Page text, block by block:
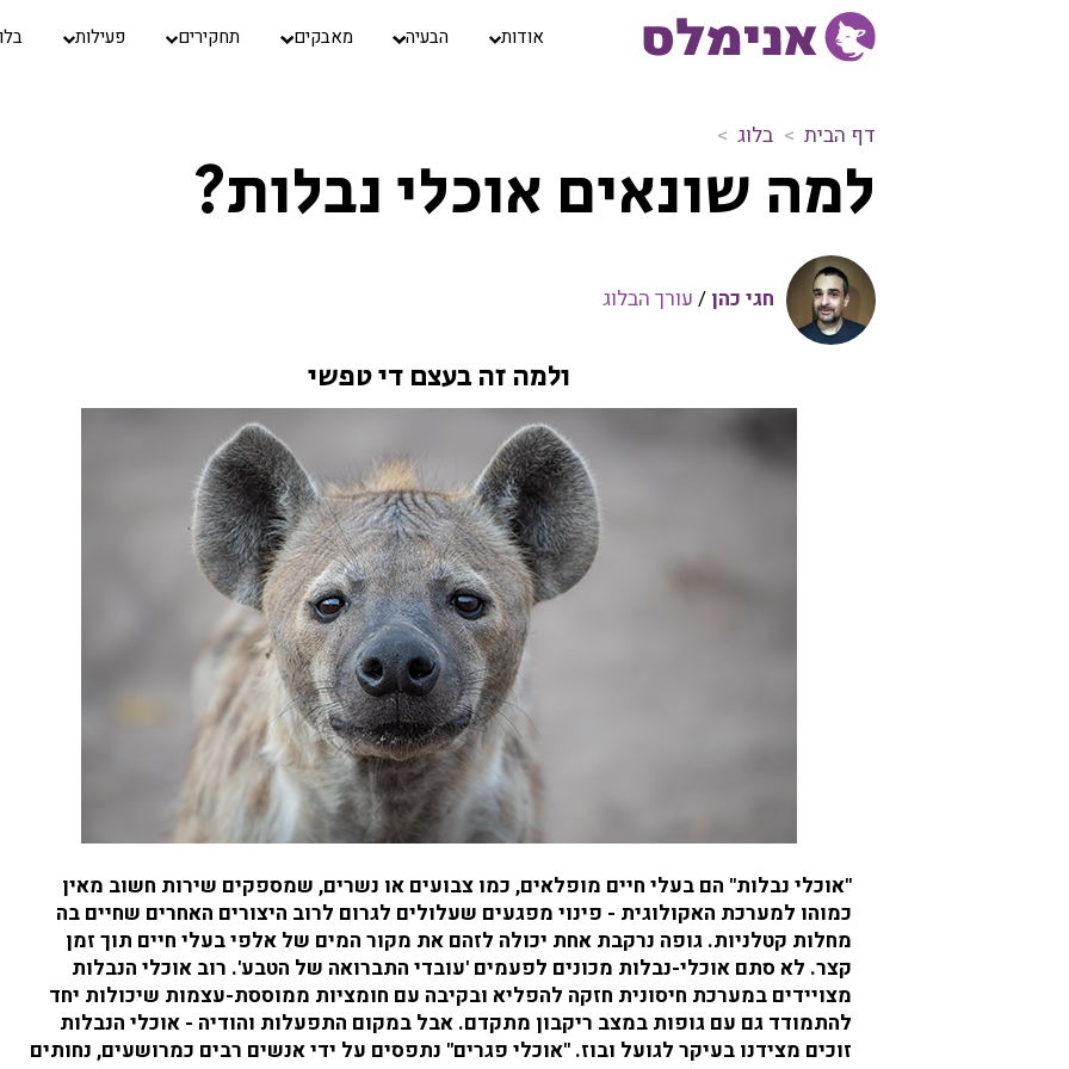
אודות הבעיה מאבקים תחקירים פעילות
דף הבית בלוג
מ
ה
נ
א
ב
למה שונאים אוכלי נבלות?
חגי כהן / עורך הבלוג
ולמה זה בעצם די טפשי
"אוכלי נבלות" הם בעלי חיים מופלאים, כמו צבועים או נשרים, שמספקים שירות חשוב מאין
כמוהו למערכת האקולוגית - פינוי מפגעים שעלולים לגרום לרוב היצורים האחרים שחיים בה
מחלות קטלניות. גופה נרקבת אחת יכולה לזהם את מקור המים של אלפי בעלי חיים תוך זמן
קצר. לא סתם אוכלי-נבלות מכונים לפעמים 'עובדי התברואה של הטבע'. רוב אוכלי הנבלות
מצויידים במערכת חיסונית חזקה להפליא ובקיבה עם חומציות ממוססת-עצמות שיכולות יחד
להתמודד גם עם גופות במצב ריקבון מתקדם. אבל במקום התפעלות והודיה - אוכלי הנבלות
זוכים מצידנו בעיקר לגועל ובוז. "אוכלי פגרים" נתפסים על ידי אנשים רבים כמרושעים, נחותים